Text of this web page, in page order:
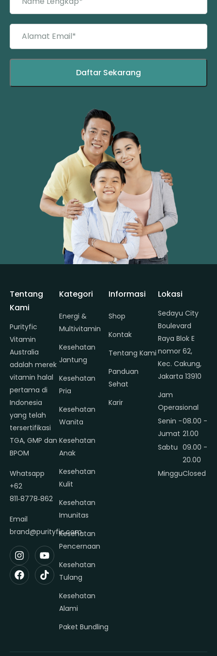
Tentang
Kami
Purityfic
Vitamin
Australia
adalah merek
vitamin halal
pertama di
Indonesia
yang telah
tersertifikasi
TGA, GMP dan
BPOM
Whatsapp
+62
811‑8778‑862
Email
brand@purityfic.com
Kategori
Energi &
Multivitamin
Kesehatan
Jantung
Kesehatan
Pria
Kesehatan
Wanita
Kesehatan
Anak
Kesehatan
Kulit
Kesehatan
Imunitas
Kesehatan
Pencernaan
Kesehatan
Tulang
Kesehatan
Alami
Paket Bundling
Informasi
Shop
Kontak
Tentang Kami
Panduan
Sehat
Karir
Lokasi
Sedayu City
Boulevard
Raya Blok E
nomor 62,
Kec. Cakung,
Jakarta 13910
Jam
Operasional
Senin -
Jumat
08.00 -
21.00
Sabtu 09.00 -
20.00
MingguClosed